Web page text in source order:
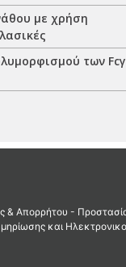
με χρήση
των Fcγ